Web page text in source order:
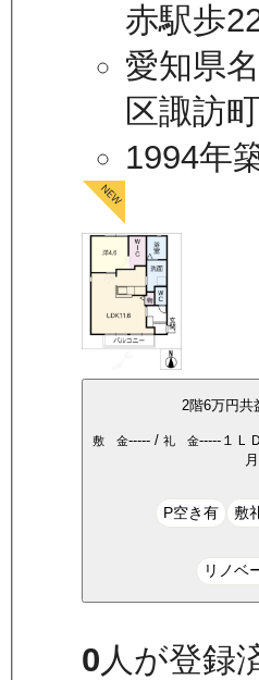
赤駅歩
愛知県
区諏訪
1994年
2階6万円共
敷 金----- / 礼 金----- １Ｌ
P空き有 敷
リノベ
0 人が登録